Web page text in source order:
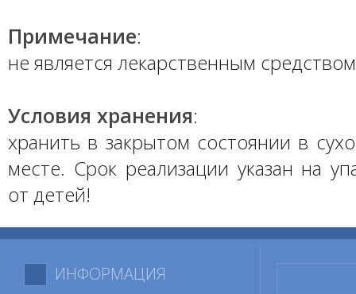
Примечание:
не является лекарственным
Условия хранения:
хранить в закрытом состоянии в
месте. Срок реализации указан на
от детей!
ИНФОРМАЦИЯ